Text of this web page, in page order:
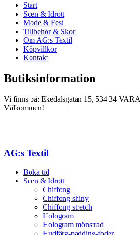
Start
Scen & Idrott
Mode & Fest
Tillbehör & Skor
Om AG:s Textil
Köpvillkor
Kontakt
Butiksinformation
Vi finns på: Ekedalsgatan 15, 534 34 VARA
Välkommen!
AG:s Textil
Boka tid
Scen & Idrott
Chiffong
Chiffong shiny
Chiffong stretch
Hologram
Hologram mönstrad
Hudfärg-padding-foder